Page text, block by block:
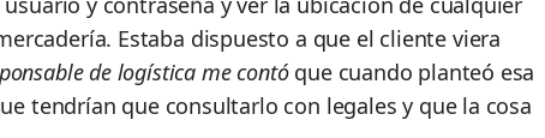
Estaba dispuesto a que el cliente viera
de logística me contóque cuando planteó esa
tendrían que consultarlo con legales y que la cosa